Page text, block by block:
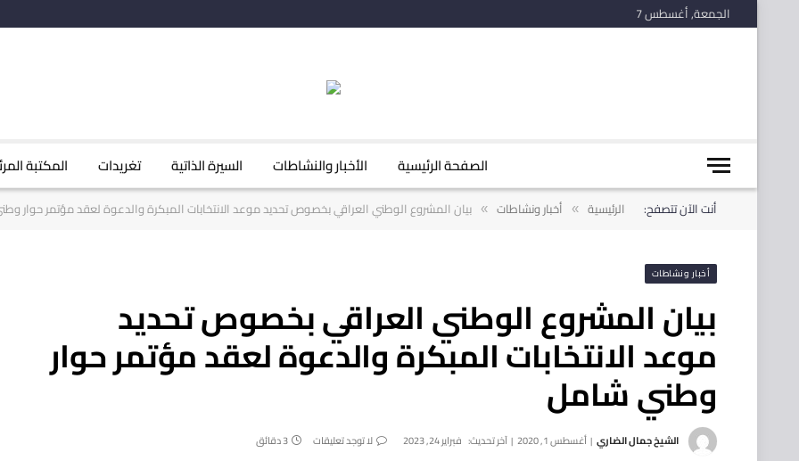
الجمعة, أغسطس 7
الصفحة الرئيسية الأخبار والنشاطات السيرة الذاتية تغريدات المكتبة
أنت الآن تتصفح: الرئيسية » أخبار ونشاطات » بيان المشروع الوطني العراقي بخصوص تحديد موعد الانتخابات المبكرة والدعوة لعقد مؤتمر حوار
أخبار ونشاطات
بيان المشروع الوطني العراقي بخصوص تحديد
موعد الانتخابات المبكرة والدعوة لعقد مؤتمر حوار
وطني شامل
الشيخ جمال الضاري أغسطس 1, 2020 آخر تحديث: فبراير 24, 2023 لا توجد تعليقات 3 دقائق